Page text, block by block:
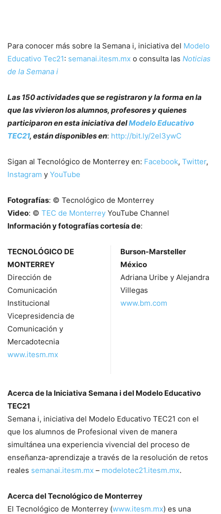
Para conocer más sobre la Semana i, iniciativa del Modelo
Educativo Tec21: semanai.itesm.mx o consulta las Noticias
de la Semana i
Las 150 actividades que se registraron y la forma en la
que las vivieron los alumnos, profesores y quienes
participaron en esta iniciativa delModelo Educativo
TEC21, están disponibles en: http://bit.ly/2el3ywC
Sigan al Tecnológico de Monterrey en: Facebook, Twitter,
Instagram y YouTube
Fotografías: © Tecnológico de Monterrey
Video: © TEC de Monterrey YouTube Channel
Información y fotografías cortesía de:
TECNOLÓGICO DE
MONTERREY
Dirección de
Comunicación
Institucional
Vicepresidencia de
Comunicación y
Mercadotecnia
www.itesm.mx
Burson-Marsteller
México
Adriana Uribe y Alejandra
Villegas
www.bm.com
Acerca de la Iniciativa Semana i del Modelo Educativo
TEC21
Semana i, iniciativa del Modelo Educativo TEC21 con el
que los alumnos de Profesional viven de manera
simultánea una experiencia vivencial del proceso de
enseñanza-aprendizaje a través de la resolución de retos
reales semanai.itesm.mx – modelotec21.itesm.mx.
Acerca del Tecnológico de Monterrey
El Tecnológico de Monterrey (www.itesm.mx) es una